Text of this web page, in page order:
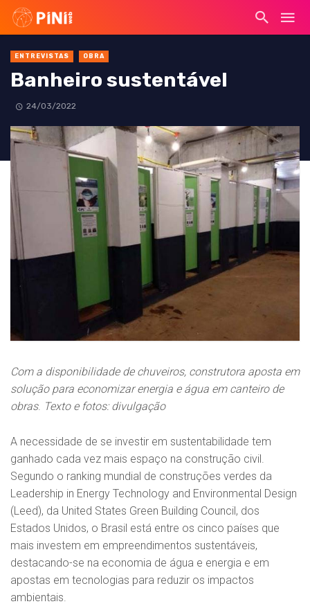
ENTREVISTAS OBRA
Banheiro sustentável
24/03/2022
Com a disponibilidade de chuveiros, construtora aposta em
solução para economizar energia e água em canteiro de
obras. Texto e fotos: divulgação
A necessidade de se investir em sustentabilidade tem
ganhado cada vez mais espaço na construção civil.
Segundo o ranking mundial de construções verdes da
Leadership in Energy Technology and Environmental Design
(Leed), da United States Green Building Council, dos
Estados Unidos, o Brasil está entre os cinco países que
mais investem em empreendimentos sustentáveis,
destacando-se na economia de água e energia e em
apostas em tecnologias para reduzir os impactos
ambientais.